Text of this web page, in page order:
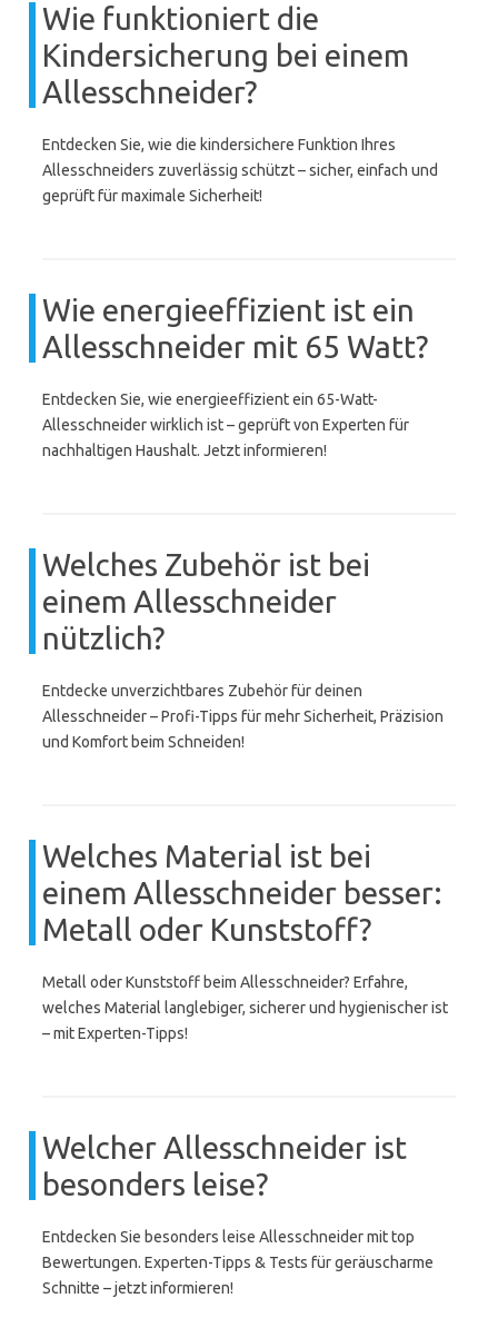
Wie funktioniert die
Kindersicherung bei einem
Allesschneider?
Entdecken Sie, wie die kindersichere Funktion Ihres
Allesschneiders zuverlässig schützt – sicher, einfach und
geprüft für maximale Sicherheit!
Wie energieeffizient ist ein
Allesschneider mit 65 Watt?
Entdecken Sie, wie energieeffizient ein 65-Watt-
Allesschneider wirklich ist – geprüft von Experten für
nachhaltigen Haushalt. Jetzt informieren!
Welches Zubehör ist bei
einem Allesschneider
nützlich?
Entdecke unverzichtbares Zubehör für deinen
Allesschneider – Profi-Tipps für mehr Sicherheit, Präzision
und Komfort beim Schneiden!
Welches Material ist bei
einem Allesschneider besser:
Metall oder Kunststoff?
Metall oder Kunststoff beim Allesschneider? Erfahre,
welches Material langlebiger, sicherer und hygienischer ist
– mit Experten-Tipps!
Welcher Allesschneider ist
besonders leise?
Entdecken Sie besonders leise Allesschneider mit top
Bewertungen. Experten-Tipps & Tests für geräuscharme
Schnitte – jetzt informieren!